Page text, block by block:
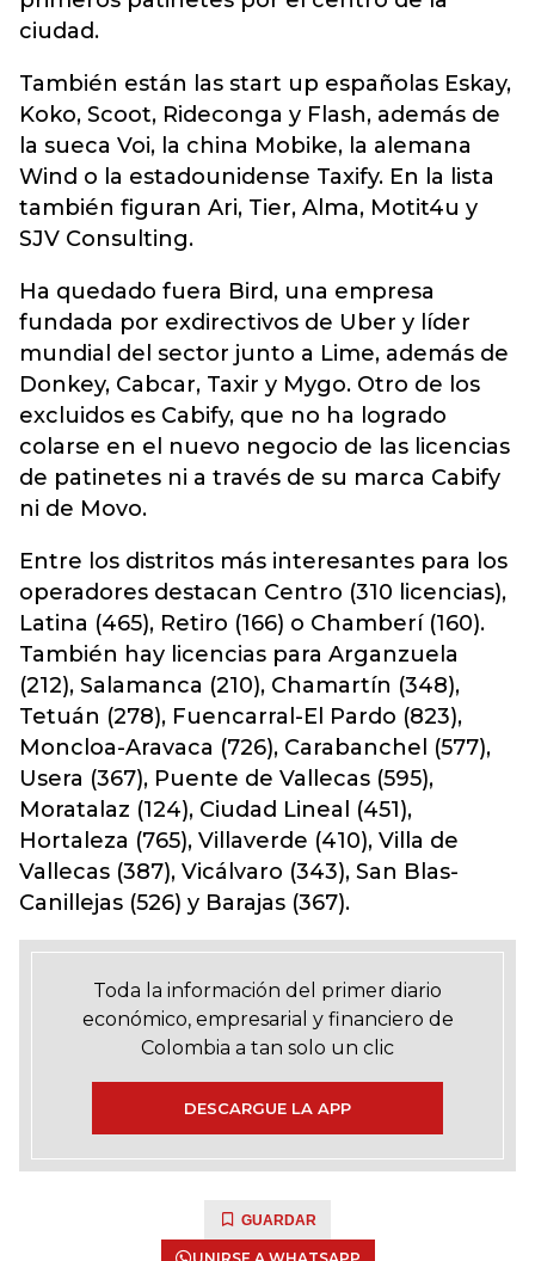
ciudad.
También están las start up españolas Eskay,
Koko, Scoot, Rideconga y Flash, además de
la sueca Voi, la china Mobike, la alemana
Wind o la estadounidense Taxify. En la lista
también figuran Ari, Tier, Alma, Motit4u y
SJV Consulting.
Ha quedado fuera Bird, una empresa
fundada por exdirectivos de Uber y líder
mundial del sector junto a Lime, además de
Donkey, Cabcar, Taxir y Mygo. Otro de los
excluidos es Cabify, que no ha logrado
colarse en el nuevo negocio de las licencias
de patinetes ni a través de su marca Cabify
ni de Movo.
Entre los distritos más interesantes para los
operadores destacan Centro (310 licencias),
Latina (465), Retiro (166) o Chamberí (160).
También hay licencias para Arganzuela
(212), Salamanca (210), Chamartín (348),
Tetuán (278), Fuencarral-El Pardo (823),
Moncloa-Aravaca (726), Carabanchel (577),
Usera (367), Puente de Vallecas (595),
Moratalaz (124), Ciudad Lineal (451),
Hortaleza (765), Villaverde (410), Villa de
Vallecas (387), Vicálvaro (343), San Blas-
Canillejas (526) y Barajas (367).
Toda la información del primer diario
económico, empresarial y financiero de
Colombia a tan solo un clic
DESCARGUE LA APP
GUARDAR